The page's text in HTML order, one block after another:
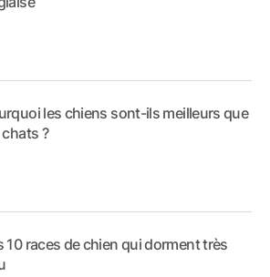
les chiens sont-ils meilleurs que
chats ?
10 races de chien qui dorment très